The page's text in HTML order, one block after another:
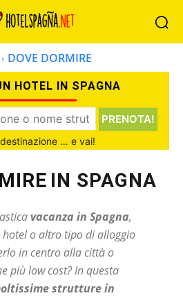
DOVE DORMIRE
HOTEL IN SPAGNA
PRENOTA!
… e vai!
IN SPAGNA
vacanza in Spagna,
o altro tipo di alloggio
in centro alla città o
più low cost? In questa
strutture in